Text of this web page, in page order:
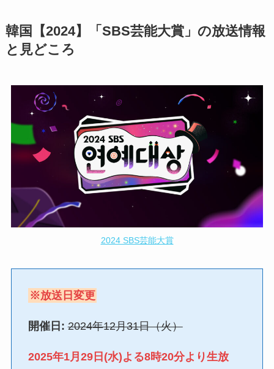
韓国【2024】「SBS芸能大賞」の放送情報
と見どころ
2024 SBS芸能大賞
※放送日変更
開催日: 2024年12月31日（火）
2025年1月29日(水)よる8時20分より生放